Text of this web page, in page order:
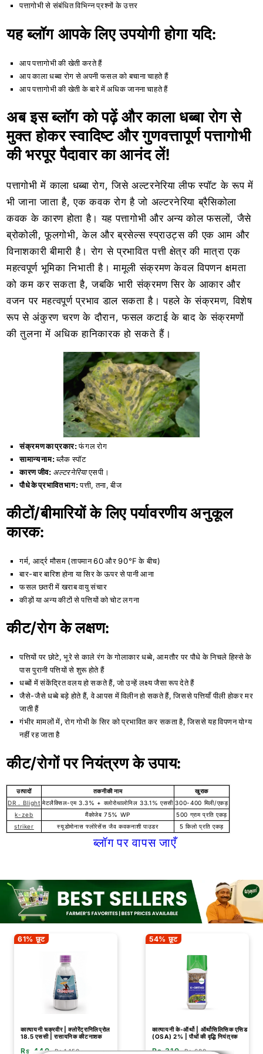
पत्तागोभी से संबंधित विभिन्न प्रश्नों के उत्तर
यह ब्लॉग आपके लिए उपयोगी होगा यदि:
आप पत्तागोभी की खेती करते हैं
आप काला धब्बा रोग से अपनी फसल को बचाना चाहते हैं
आप पत्तागोभी की खेती के बारे में अधिक जानना चाहते हैं
अब इस ब्लॉग को पढ़ें और काला धब्बा रोग से
मुक्त होकर स्वादिष्ट और गुणवत्तापूर्ण पत्तागोभी
की भरपूर पैदावार का आनंद लें!
पत्तागोभी में काला धब्बा रोग, जिसे अल्टरनेरिया लीफ स्पॉट के रूप में
भी जाना जाता है, एक कवक रोग है जो अल्टरनेरिया ब्रैसिकोला
कवक के कारण होता है। यह पत्तागोभी और अन्य कोल फसलों, जैसे
ब्रोकोली, फूलगोभी, केल और ब्रसेल्स स्प्राउट्स की एक आम और
विनाशकारी बीमारी है। रोग से प्रभावित पत्ती क्षेत्र की मात्रा एक
महत्वपूर्ण भूमिका निभाती है। मामूली संक्रमण केवल विपणन क्षमता
को कम कर सकता है, जबकि भारी संक्रमण सिर के आकार और
वजन पर महत्वपूर्ण प्रभाव डाल सकता है। पहले के संक्रमण, विशेष
रूप से अंकुरण चरण के दौरान, फसल कटाई के बाद के संक्रमणों
की तुलना में अधिक हानिकारक हो सकते हैं।
संक्रमण का प्रकार: फंगल रोग
सामान्य नाम:ब्लैक स्पॉट
कारण जीव: अल्टरनेरियाएसपी।
पौधे के प्रभावित भाग:पत्ती, तना, बीज
कीटों/बीमारियों के लिए पर्यावरणीय अनुकूल
कारक:
गर्म, आर्द्र मौसम (तापमान 60 और 90°F के बीच)
बार-बार बारिश होना या सिर के ऊपर से पानी आना
फसल छतरी में खराब वायु संचार
कीड़ों या अन्य कीटों से पत्तियों को चोट लगना
कीट/रोग के लक्षण:
पत्तियों पर छोटे, भूरे से काले रंग के गोलाकार धब्बे, आमतौर पर पौधे के निचले हिस्से के
पास पुरानी पत्तियों से शुरू होते हैं
धब्बों में संकेंद्रित वलय हो सकते हैं, जो उन्हें लक्ष्य जैसा रूप देते हैं
जैसे-जैसे धब्बे बड़े होते हैं, वे आपस में विलीन हो सकते हैं, जिससे पत्तियाँ पीली होकर मर
जाती हैं
गंभीर मामलों में, रोग गोभी के सिर को प्रभावित कर सकता है, जिससे यह विपणन योग्य
नहीं रह जाता है
कीट/रोगों पर नियंत्रण के उपाय:
उत्पादों तकनीकी नाम
खुराक
DR . Blight मेटलैक्सिल-एम 3.3% + क्लोरोथालोनिल 33.1% एससी 300-400 मिली/एकड़
k-zeb
मैंकोजेब 75% WP
500 ग्राम प्रति एकड़
striker
स्यूडोमोनास फ्लोरेसेंस जैव कवकनाशी पाउडर 5 किलो प्रति एकड़
ब्लॉग पर वापस जाएँ
61% छूट
कात्यायनी चक्रवीर | क्लोरेंट्रानिलिप्रोल
18.5 एससी | रासायनिक कीटनाशक
Rs.440 Rs.1,150
54% छूट
कात्यायनी के-ऑर्थो | ऑर्थोसिलिसिक एसिड
(OSA) 2% | पौधों की वृद्धि नियंत्रक
Rs.310 Rs.680